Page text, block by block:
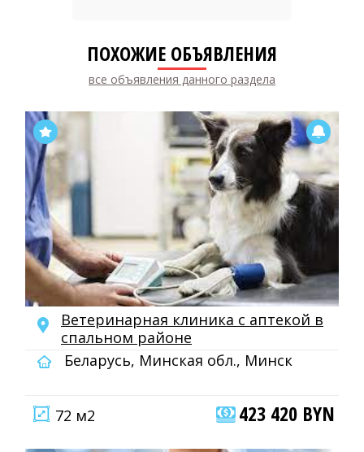
ПОХОЖИЕ ОБЪЯВЛЕНИЯ
все объявления данного раздела
Ветеринарная клиника с аптекой в
спальном районе
Беларусь, Минская обл., Минск
72 м2 423 420 BYN